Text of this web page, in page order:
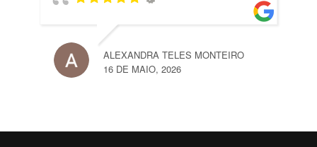
ALEXANDRA TELES MONTEIRO
16 DE MAIO, 2026